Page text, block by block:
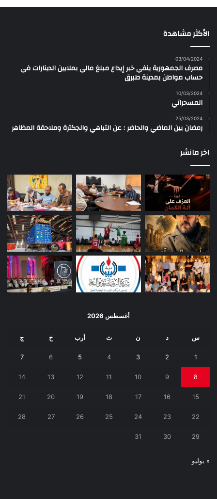
الأكثر مشاهدة
03/04/2024
مصرف الجمهورية ينفي خبر إيداع مبلغ مالي بملايين الدينارات في
حساب مواطن بمدينة طبرق
10/03/2024
المسحراتي
25/03/2024
رمضان بين الماضي والحاضر : عن التباهي والجكترة وملاحقة المظاهر
اخر مانشر
أغسطس 2026
س د ن ث أرب خ ج
1
2
3
4
5
6
7
8
9
10
11
12
13
14
15
16
17
18
19
20
21
22
23
24
25
26
27
28
29
30
31
« يوليو